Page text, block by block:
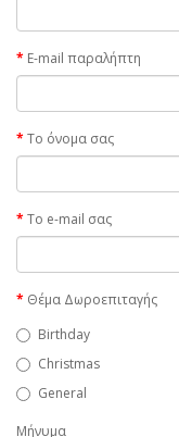
E-mail παραλήπτη
Το όνομα σας
Το e-mail σας
Θέμα Δωροεπιταγής
Birthday
Christmas
General
Μήνυμα